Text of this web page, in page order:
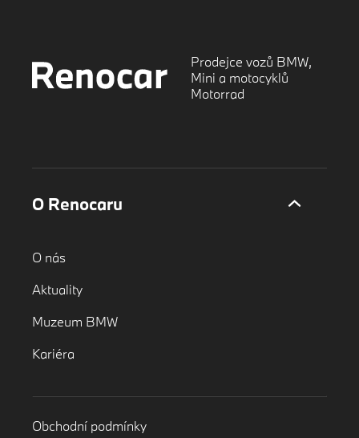
Prodejce vozů BMW,
Mini a motocyklů
Motorrad
O Renocaru
O nás
Aktuality
Muzeum BMW
Kariéra
Obchodní podmínky